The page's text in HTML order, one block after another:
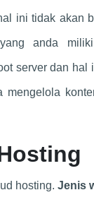
ini tidak akan
anda
server dan hal
mengelola
hosting. Jenis